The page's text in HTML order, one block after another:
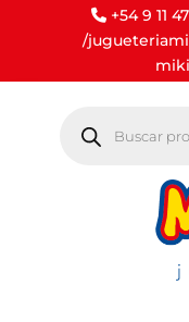
+54 9 11
/
productos